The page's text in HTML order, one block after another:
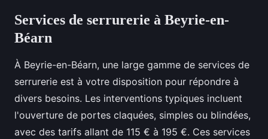
Services de serrurerie à Beyrie-en-
Béarn
À Beyrie-en-Béarn, une large gamme de services de
serrurerie est à votre disposition pour répondre à
divers besoins. Les interventions typiques incluent
l'ouverture de portes claquées, simples ou blindées,
avec des tarifs allant de 115 € à 195 €. Ces services